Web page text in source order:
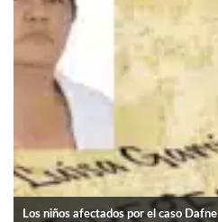
Los niños afectados por el caso Dafne